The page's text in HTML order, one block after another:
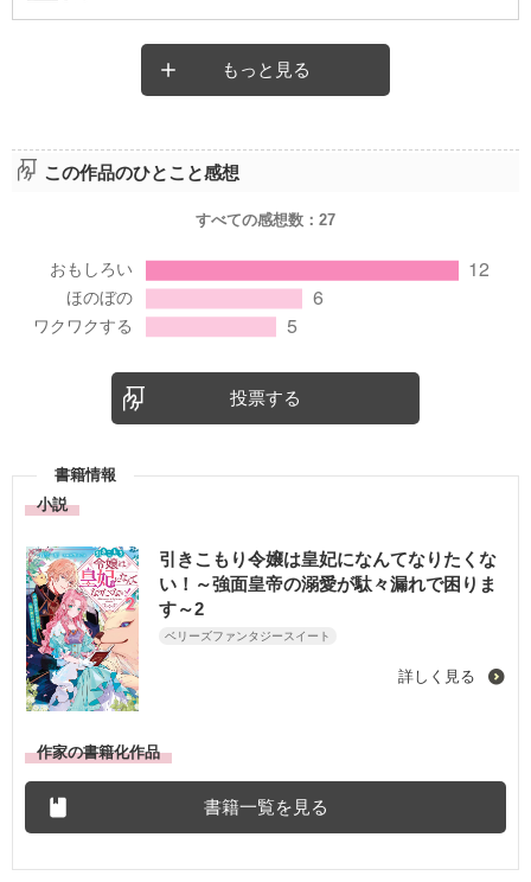
もっと見る
この作品のひとこと感想
すべての感想数： 27
投票する
書籍情報
小説
引きこもり令嬢は皇妃になんてなりたくな
い！～強面皇帝の溺愛が駄々漏れで困りま
す～2
ベリーズファンタジースイート
詳しく見る
作家の書籍化作品
書籍一覧を見る